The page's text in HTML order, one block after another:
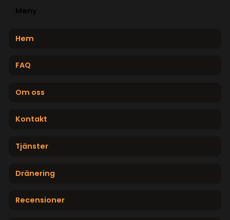
Meny
Hem
FAQ
Om oss
Kontakt
Tjänster
Dränering
Recensioner